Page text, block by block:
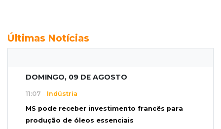
Últimas Notícias
DOMINGO, 09 DE AGOSTO
11:07 Indústria
MS pode receber investimento francês para
produção de óleos essenciais